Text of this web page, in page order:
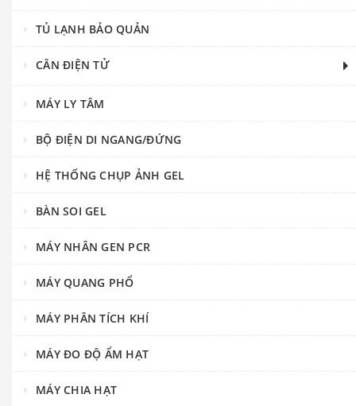
TỦ LẠNH BẢO QUẢN
CÂN ĐIỆN TỬ
MÁY LY TÂM
BỘ ĐIỆN DI NGANG/ĐỨNG
HỆ THỐNG CHỤP ẢNH GEL
BÀN SOI GEL
MÁY NHÂN GEN PCR
MÁY QUANG PHỔ
MÁY PHÂN TÍCH KHÍ
MÁY ĐO ĐỘ ẨM HẠT
MÁY CHIA HẠT